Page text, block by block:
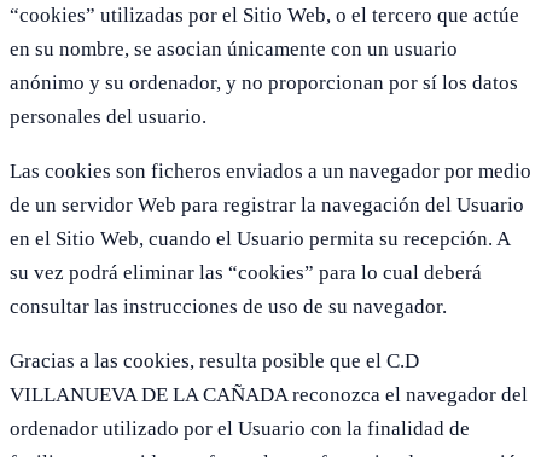
“cookies” utilizadas por el Sitio Web, o el tercero que actúe
en su nombre, se asocian únicamente con un usuario
anónimo y su ordenador, y no proporcionan por sí los datos
personales del usuario.
Las cookies son ficheros enviados a un navegador por medio
de un servidor Web para registrar la navegación del Usuario
en el Sitio Web, cuando el Usuario permita su recepción. A
su vez podrá eliminar las “cookies” para lo cual deberá
consultar las instrucciones de uso de su navegador.
Gracias a las cookies, resulta posible que el C.D
VILLANUEVA DE LA CAÑADA reconozca el navegador del
ordenador utilizado por el Usuario con la finalidad de